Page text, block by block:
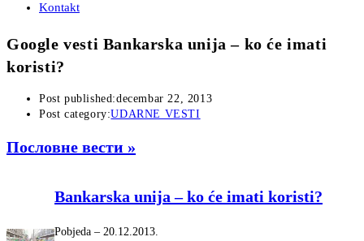
Kontakt
Google vesti Bankarska unija – ko će imati
koristi?
Post published:decembar 22, 2013
Post category:UDARNE VESTI
Пословне вести »
Bankarska unija – ko će imati koristi?
Pobjeda – ‎20.12.2013.‎